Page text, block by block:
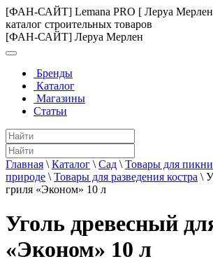
[ФАН-САЙТ] Lemana PRO [ Леруа
каталог строительных товаров
[ФАН-САЙТ] Леруа Мерлен
Бренды
Каталог
Магазины
Статьи
Главная \ Каталог \ Сад \ Товары для
природе \ Товары для разведения костра \
гриля «Эконом» 10 л
Уголь древесный
«Эконом» 10 л